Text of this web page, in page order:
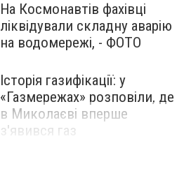
На Космонавтів фахівці
ліквідували складну аварію
на водомережі, - ФОТО
Історія газифікації: у
«Газмережах» розповіли, де
в Миколаєві вперше
з'явився газ